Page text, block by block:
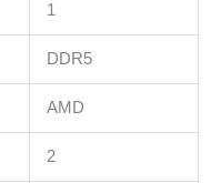
1
DDR5
AMD
2